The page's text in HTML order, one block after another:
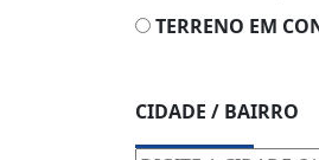
TERRENO EM
CIDADE / BAIRRO